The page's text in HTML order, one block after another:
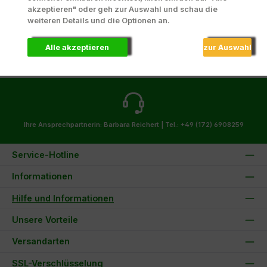
Details
Ihre Ansprechpartnerin: Barbara Reichert | Tel.: +49 (172) 6908259
Service-Hotline
Informationen
Hilfe und Informationen
Unsere Vorteile
Versandarten
SSL-Verschlüsselung
akzeptieren" oder geh zur Auswahl und schau die
weiteren Details und die Optionen an.
Alle akzeptieren zur Auswahl